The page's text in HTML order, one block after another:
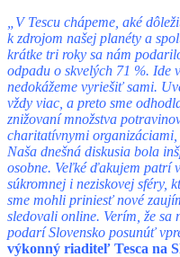
„V Tescu chápeme, aké
k zdrojom našej planéty a
krátke tri roky sa nám
odpadu o skvelých 71 %. Ide
nedokážeme vyriešiť sami.
vždy viac, a preto sme
znižovaní množstva
charitatívnymi
Naša dnešná diskusia bola
osobne. Veľké ďakujem patrí
súkromnej i neziskovej sféry,
sme mohli priniesť nové
sledovali online. Verím, že sa
podarí Slovensko posunúť
výkonný riaditeľ Tesca na